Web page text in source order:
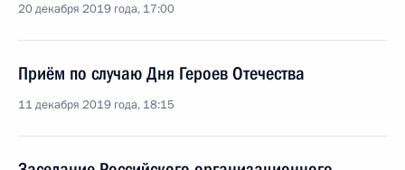
20 декабря 2019 года, 17:00
Приём по случаю Дня Героев Отечества
11 декабря 2019 года, 18:15